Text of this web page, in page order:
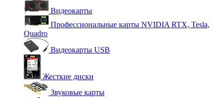
Видеокарты
Профессиональные карты NVIDIA RTX, Tesla,
Quadro
Видеокарты USB
Жесткие диски
Звуковые карты